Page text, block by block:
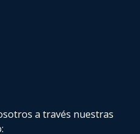
a través nuestras